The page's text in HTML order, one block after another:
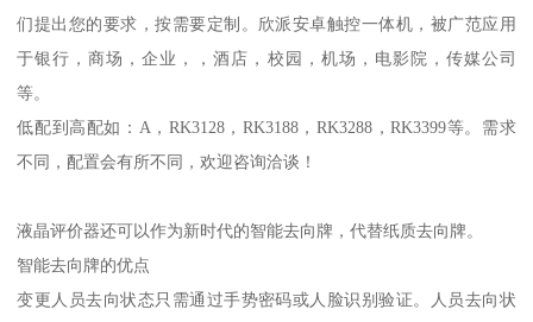
们提出您的要求，按需要定制。欣派安卓触控一体机，被广范应用
于银行，商场，企业，，酒店，校园，机场，电影院，传媒公司
等。
低配到高配如：A，RK3128，RK3188，RK3288，RK3399等。需求
不同，配置会有所不同，欢迎咨询洽谈！
液晶评价器还可以作为新时代的智能去向牌，代替纸质去向牌。
智能去向牌的优点
变更人员去向状态只需通过手势密码或人脸识别验证。人员去向状